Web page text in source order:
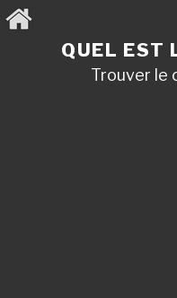
Aller
au
QUEL EST
Trouver le